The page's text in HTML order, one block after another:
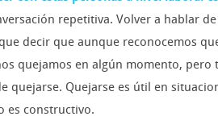
repetitiva. Volver a hablar
decir que aunque reconocemos
quejamos en algún momento,
quejarse. Quejarse es útil en
es constructivo.